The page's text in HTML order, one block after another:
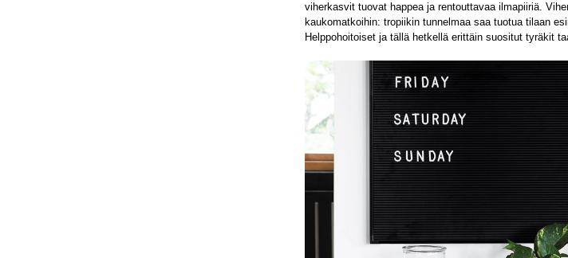
viherkasvit tuovat happea ja rentouttavaa ilmapiiriä.
kaukomatkoihin: tropiikin tunnelmaa saa tuotua tilaan
Helppohoitoiset ja tällä hetkellä erittäin suositut tyräkit